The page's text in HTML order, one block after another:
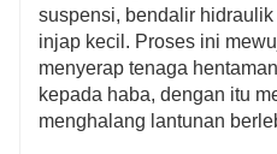
suspensi, bendalir
injap kecil. Proses ini
menyerap tenaga
kepada haba, dengan itu
menghalang lantunan